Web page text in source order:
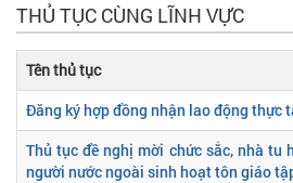
THỦ TỤC CÙNG LĨNH VỰC
Tên thủ tục
Đăng ký hợp đồng nhận lao động thực
Thủ tục đề nghị mời chức sắc, nhà tu
người nước ngoài sinh hoạt tôn giáo